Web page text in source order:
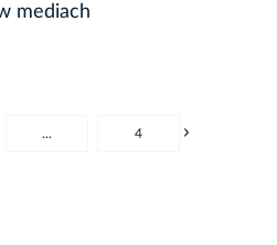
mediach
... 4